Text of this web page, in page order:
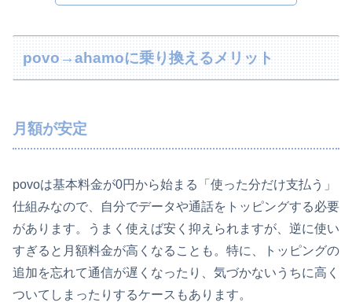
povo→ahamoに乗り換えるメリット
月額が安定
povoは基本料金が0円から始まる「使った分だけ支払う」
仕組みなので、自分でデータや通話をトッピングする必要
があります。うまく使えば安く抑えられますが、逆に使い
すぎると月額料金が高くなることも。特に、トッピングの
追加を忘れて通信が遅くなったり、気づかないうちに高く
ついてしまったりするケースもあります。